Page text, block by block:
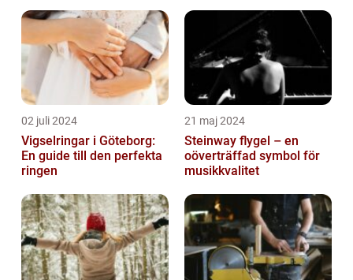
02 juli 2024
Vigselringar i Göteborg:
En guide till den perfekta
ringen
21 maj 2024
Steinway flygel – en
oöverträffad symbol för
musikkvalitet